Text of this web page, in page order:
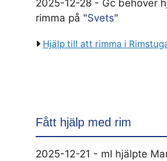
2025-12-28 - Gc behöver
rimma på "Svets"
Hjälp till att rimma i
Fått hjälp med rim
2025-12-21 - ml hjälpte